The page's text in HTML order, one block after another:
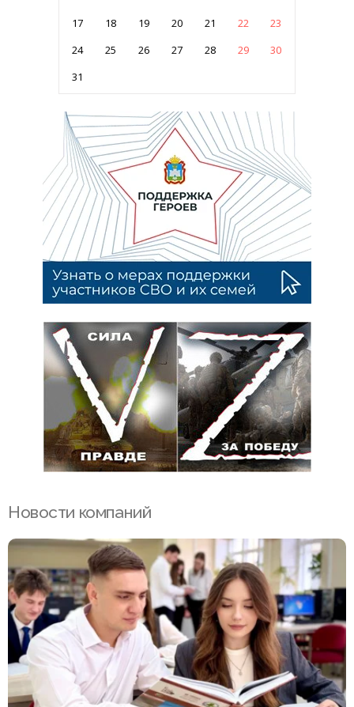
17
18 19 20 21 22
23
24
25 26 27 28 29
30
31
Новости компаний